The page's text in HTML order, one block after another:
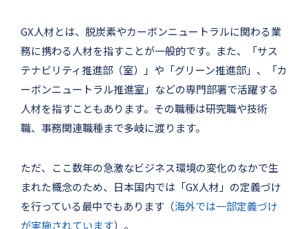
GX人材とは、脱炭素やカーボンニュートラルに関わる業
務に携わる人材を指すことが一般的です。また、「サス
テナビリティ推進部（室）」や「グリーン推進部」、「カ
ーボンニュートラル推進室」などの専門部署で活躍する
人材を指すこともあります。その職種は研究職や技術
職、事務関連職種まで多岐に渡ります。
ただ、ここ数年の急激なビジネス環境の変化のなかで生
まれた概念のため、日本国内では「GX人材」の定義づけ
を行っている最中でもあります（海外では一部定義づけ
が実施されています）。